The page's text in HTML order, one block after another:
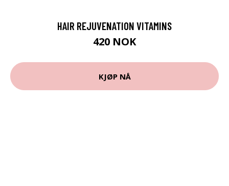
HAIR REJUVENATION VITAMINS
420 NOK
KJØP NÅ